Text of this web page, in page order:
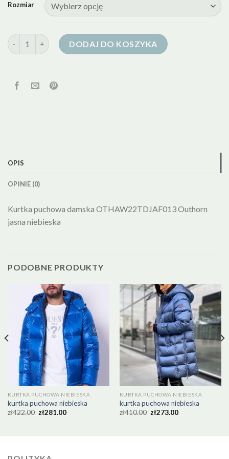
Rozmiar
ilość kurtka puchowa niebieskaDODAJ DO KOSZYKA
OPIS
OPINIE (0)
Kurtka puchowa damska OTHAW22TDJAF013 Outhorn
jasna niebieska
PODOBNE PRODUKTY
KURTKA PUCHOWA NIEBIESKA
kurtka puchowa niebieska
zł422.00 zł281.00
KURTKA PUCHOWA NIEBIESKA
kurtka puchowa niebieska
zł410.00 zł273.00